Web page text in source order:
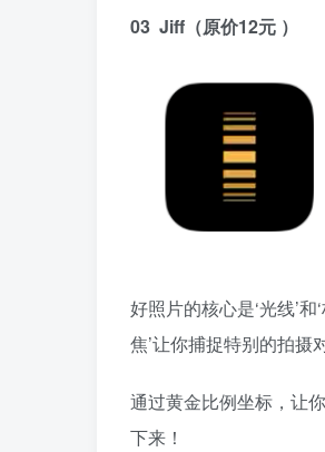
03 Jiff（原价12元 ）
好照片的核心是‘光线’
焦’让你捕捉特别的拍摄
通过黄金比例坐标，让
下来！